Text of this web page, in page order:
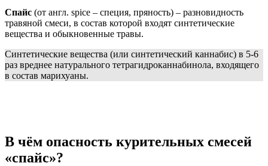
Спайс (от англ. spice – специя, пряность) – разновидность
травяной смеси, в состав которой входят синтетические
вещества и обыкновенные травы.
Синтетические вещества (или синтетический каннабис) в 5-6
раз вреднее натурального тетрагидроканнабинола, входящего
в состав марихуаны.
В чём опасность курительных смесей
«спайс»?